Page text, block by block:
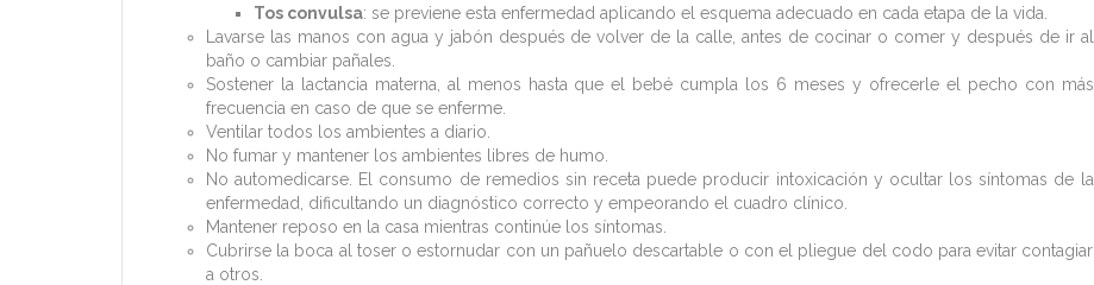
Tos convulsa: se previene esta enfermedad aplicando el esquema adecuado en cada etapa de la vida.
Lavarse las manos con agua y jabón después de volver de la calle, antes de cocinar o comer y después de ir al
baño o cambiar pañales.
Sostener la lactancia materna, al menos hasta que el bebé cumpla los 6 meses y ofrecerle el pecho con más
frecuencia en caso de que se enferme.
Ventilar todos los ambientes a diario.
No fumar y mantener los ambientes libres de humo.
No automedicarse. El consumo de remedios sin receta puede producir intoxicación y ocultar los síntomas de la
enfermedad, dificultando un diagnóstico correcto y empeorando el cuadro clínico.
Mantener reposo en la casa mientras continúe los síntomas.
Cubrirse la boca al toser o estornudar con un pañuelo descartable o con el pliegue del codo para evitar contagiar
a otros.